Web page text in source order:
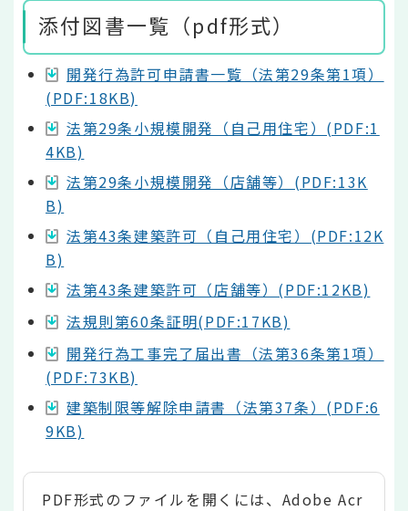
添付図書一覧（pdf形式）
開発行為許可申請書一覧（法第29条第1項）
(PDF:18KB)
法第29条小規模開発（自己用住宅）(PDF:1
4KB)
法第29条小規模開発（店舗等）(PDF:13K
B)
法第43条建築許可（自己用住宅）(PDF:12K
B)
法第43条建築許可（店舗等）(PDF:12KB)
法規則第60条証明(PDF:17KB)
開発行為工事完了届出書（法第36条第1項）
(PDF:73KB)
建築制限等解除申請書（法第37条）(PDF:6
9KB)
PDF形式のファイルを開くには、Adobe Acr